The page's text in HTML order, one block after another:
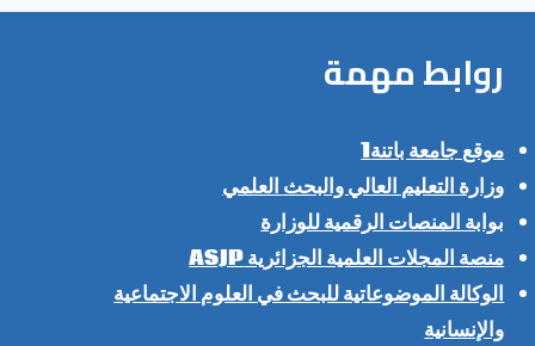
روابط مهمة
موقع جامعة باتنة1
وزارة التعليم العالي والبحث العلمي
بوابة المنصات الرقمية للوزارة
منصة المجلات العلمية الجزائرية ASJP
الوكالة الموضوعاتية للبحث في العلوم الاجتماعية
والإنسانية